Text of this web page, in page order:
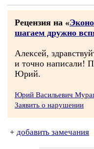
Рецензия на «
шагаем дружно
Алексей,
и точно написали!
Юрий.
Юрий Васильевич
Заявить о нарушении
+ добавить замечания